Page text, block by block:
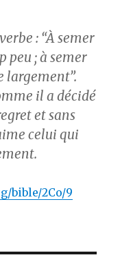
: “À semer
peu ; à semer
largement”.
il a décidé
et sans
celui qui
bible/2Co/9